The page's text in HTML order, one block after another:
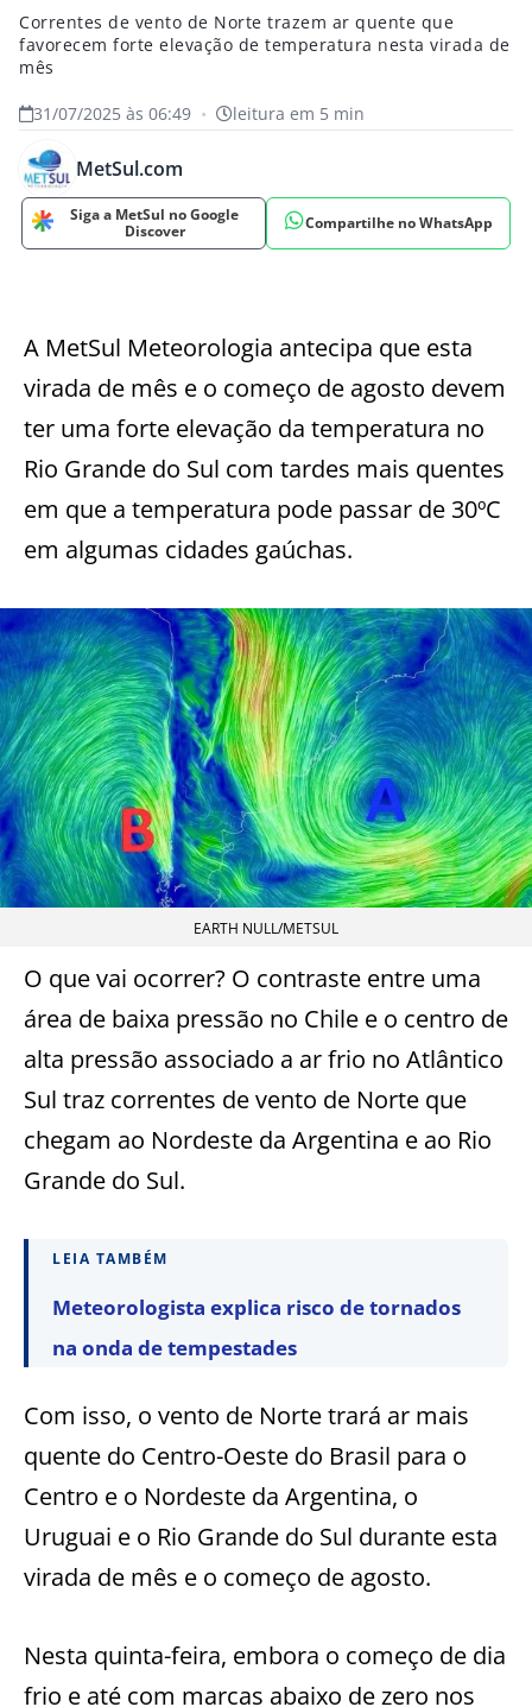
Correntes de vento de Norte trazem ar quente que
favorecem forte elevação de temperatura nesta virada de
mês
31/07/2025 às 06:49 • leitura em 5 min
MetSul.com
Siga a MetSul no Google
Discover
Compartilhe no WhatsApp
A MetSul Meteorologia antecipa que esta
virada de mês e o começo de agosto devem
ter uma forte elevação da temperatura no
Rio Grande do Sul com tardes mais quentes
em que a temperatura pode passar de 30ºC
em algumas cidades gaúchas.
EARTH NULL/METSUL
O que vai ocorrer? O contraste entre uma
área de baixa pressão no Chile e o centro de
alta pressão associado a ar frio no Atlântico
Sul traz correntes de vento de Norte que
chegam ao Nordeste da Argentina e ao Rio
Grande do Sul.
LEIA TAMBÉM
Meteorologista explica risco de tornados
na onda de tempestades
Com isso, o vento de Norte trará ar mais
quente do Centro-Oeste do Brasil para o
Centro e o Nordeste da Argentina, o
Uruguai e o Rio Grande do Sul durante esta
virada de mês e o começo de agosto.
Nesta quinta-feira, embora o começo de dia
frio e até com marcas abaixo de zero nos